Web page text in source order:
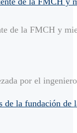
de la FMCH y
por el